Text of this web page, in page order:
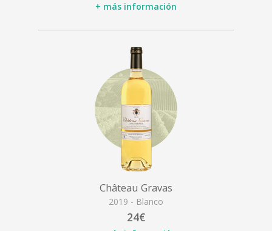
+ más información
Château Gravas
2019 - Blanco
24€